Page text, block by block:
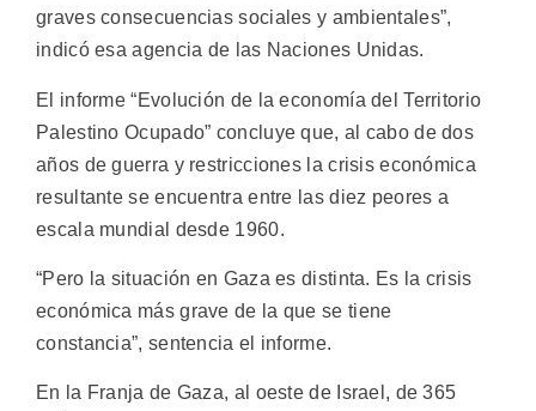
graves consecuencias sociales y ambientales”,
indicó esa agencia de las Naciones Unidas.
El informe “Evolución de la economía del Territorio
Palestino Ocupado” concluye que, al cabo de dos
años de guerra y restricciones la crisis económica
resultante se encuentra entre las diez peores a
escala mundial desde 1960.
“Pero la situación en Gaza es distinta. Es la crisis
económica más grave de la que se tiene
constancia”, sentencia el informe.
En la Franja de Gaza, al oeste de Israel, de 365